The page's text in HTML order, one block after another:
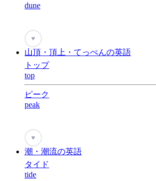
dune
♥
山頂・頂上・てっぺんの英語
トップ
top
ピーク
peak
♥
潮・潮流の英語
タイド
tide